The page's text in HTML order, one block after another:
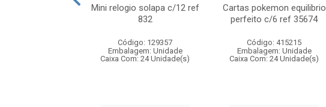
Mini relogio solapa c/12 ref
832
Código: 129357
Embalagem: Unidade
Caixa Com: 24 Unidade(s)
Cartas pokemon equilibrio
perfeito c/6 ref 35674
Código: 415215
Embalagem: Unidade
Caixa Com: 24 Unidade(s)